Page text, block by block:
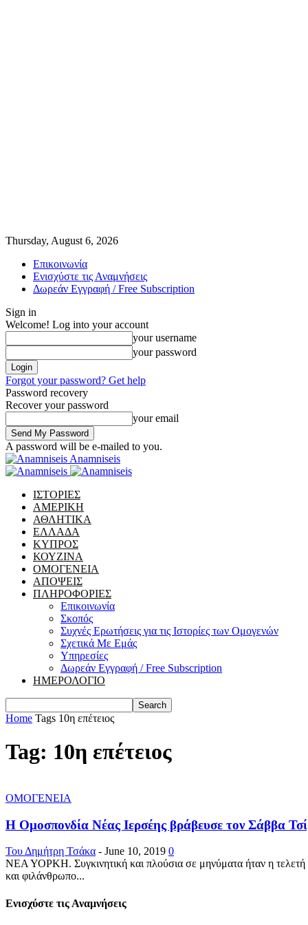
Thursday, August 6, 2026
Επικοινωνία
Ενισχύστε τις Αναμνήσεις
Δωρεάν Εγγραφή / Free Subscription
Sign in
Welcome! Log into your account
your username
your password
Forgot your password? Get help
Password recovery
Recover your password
your email
A password will be e-mailed to you.
Anamniseis
ΙΣΤΟΡΙΕΣ
ΑΜΕΡΙΚΗ
ΑΘΛΗΤΙΚΑ
ΕΛΛΑΔΑ
ΚΥΠΡΟΣ
ΚΟΥΖΙΝΑ
ΟΜΟΓΕΝΕΙΑ
ΑΠΟΨΕΙΣ
ΠΛΗΡΟΦΟΡΙΕΣ
Επικοινωνία
Σκοπός
Συχνές Ερωτήσεις για τις Ιστορίες των Ομογενών
Σχετικά Με Εμάς
Υπηρεσίες
Δωρεάν Εγγραφή / Free Subscription
ΗΜΕΡΟΛΟΓΙΟ
Home Tags 10η επέτειος
Tag: 10η επέτειος
ΟΜΟΓΕΝΕΙΑ
Η Ομοσπονδία Νέας Ιερσέης βράβευσε τον Σάββα
Του Δημήτρη Τσάκα - June 10, 2019 0
ΝΕΑ ΥΟΡΚΗ. Συγκινητική και πλούσια σε μηνύματα ήταν η
και φιλάνθρωπο...
Ενισχύστε τις Αναμνήσεις